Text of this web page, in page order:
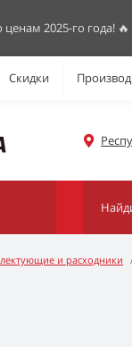
2025-го года!
Скидки
и расходники